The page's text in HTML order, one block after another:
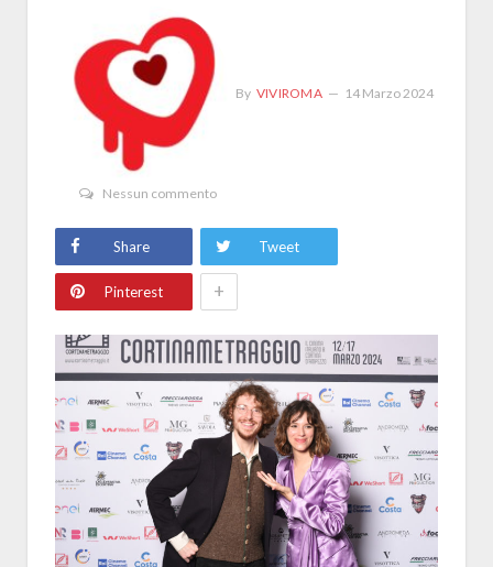
By VIVIROMA 14 Marzo 2024
Nessun commento
Share Tweet
Pinterest +